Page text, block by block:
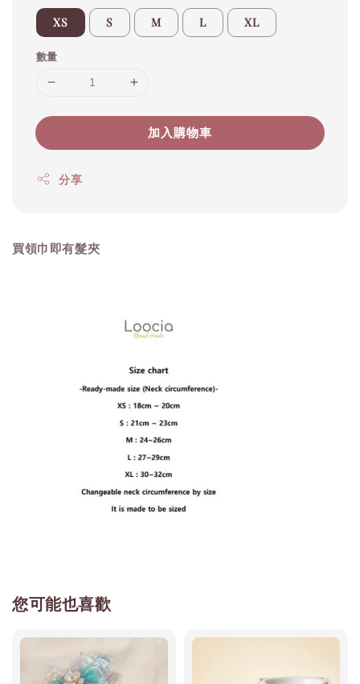
XS S M L XL
數量
加入購物車
分享
買領巾即有髮夾
您可能也喜歡